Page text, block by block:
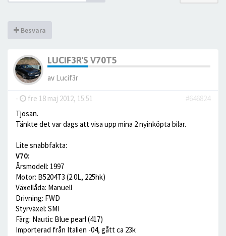
Besvara
LUCIF3R'S V70T5
av Lucif3r
- fre 18 maj 2012, 15:51
#646824
Tjosan.
Tänkte det var dags att visa upp mina 2 nyinköpta bilar.
Lite snabbfakta:
V70:
Årsmodell: 1997
Motor: B5204T3 (2.0L, 225hk)
Växellåda: Manuell
Drivning: FWD
Styrväxel: SMI
Färg: Nautic Blue pearl (417)
Importerad från Italien -04, gått ca 23k